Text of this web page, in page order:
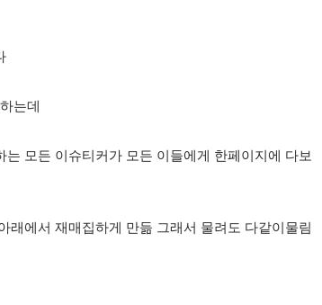
는데
모든 이슈티커가 모든 이들에게 한페이지에 다보
래에서 재매집하게 만듦 그래서 물려도 다같이물림